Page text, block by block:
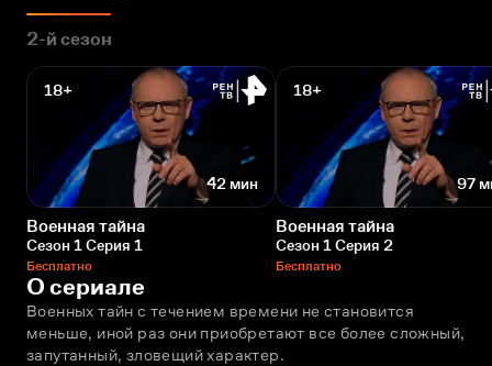
2-й сезон
18+
42 мин
Военная тайна
Сезон 1 Серия 1
Бесплатно
18+
97
Военная тайна
Сезон 1 Серия 2
Бесплатно
О сериале
Военных тайн с течением времени не становится
меньше, иной раз они приобретают все более сложный,
запутанный, зловещий характер.